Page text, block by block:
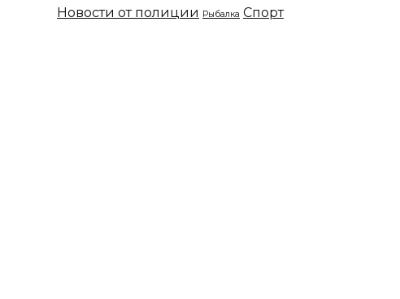
Новости от полиции Рыбалка Спорт